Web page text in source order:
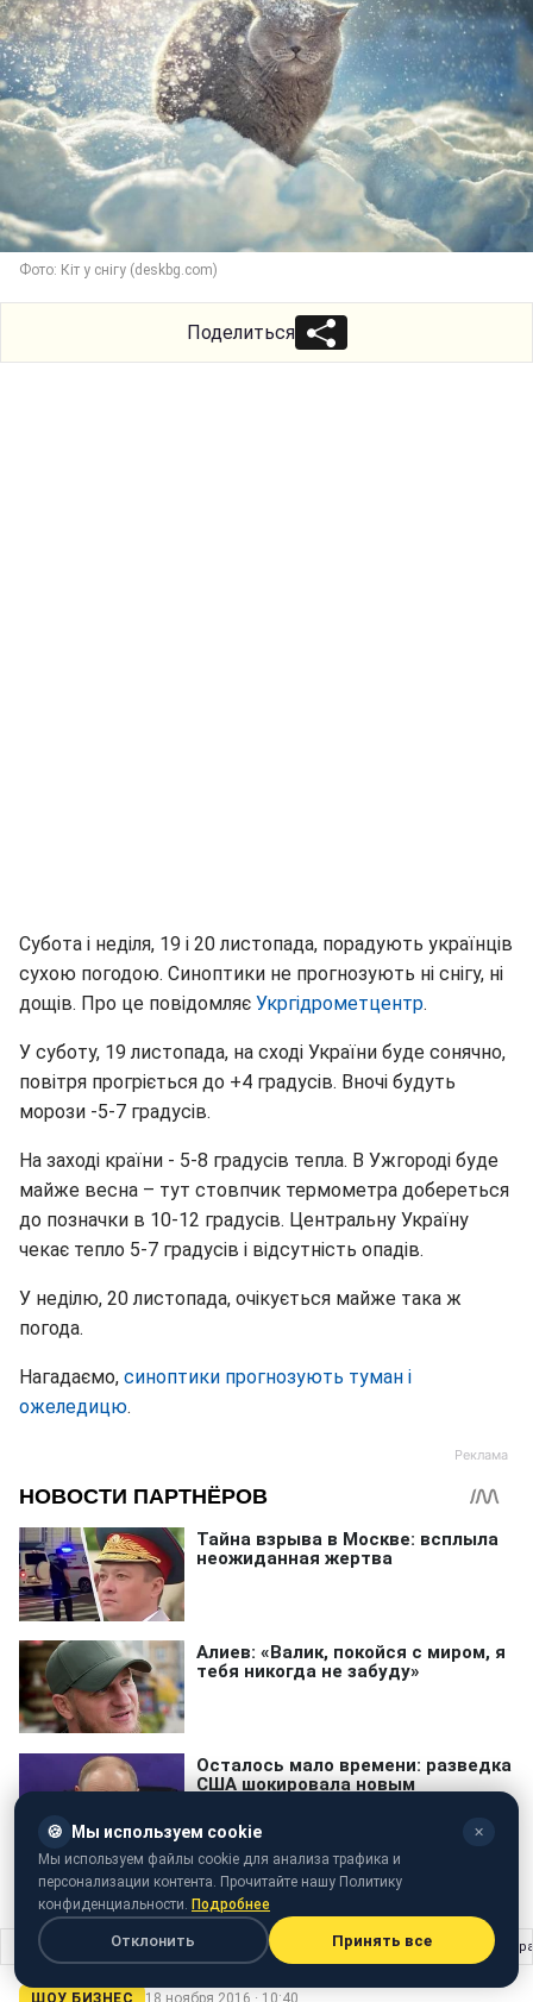
Фото: Кіт у снігу (deskbg.com)
Поделиться
Субота і неділя, 19 і 20 листопада, порадують українців
сухою погодою. Синоптики не прогнозують ні снігу, ні
дощів. Про це повідомляє Укргідрометцентр.
У суботу, 19 листопада, на сході України буде сонячно,
повітря прогріється до +4 градусів. Вночі будуть
морози -5-7 градусів.
На заході країни - 5-8 градусів тепла. В Ужгороді буде
майже весна – тут стовпчик термометра добереться
до позначки в 10-12 градусів. Центральну Україну
чекає тепло 5-7 градусів і відсутність опадів.
У неділю, 20 листопада, очікується майже така ж
погода.
Нагадаємо, синоптики прогнозують туман і
ожеледицю.
Главная Шоу бизнес › Періс Хілтон зізналася за кого голосувала на
ШОУ БИЗНЕС 18 ноября 2016 · 10:40
🍪 Мы используем cookie ✕
Мы используем файлы cookie для анализа трафика и
персонализации контента. Прочитайте нашу Политику
конфиденциальности. Подробнее
Отклонить Принять все